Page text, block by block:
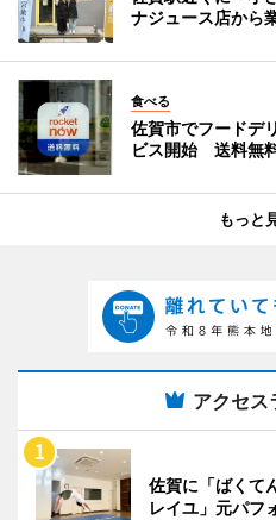
ナジュース店から
食べる
佐賀市でフードデ
ビス開始 送料無
もっと
アクセス
佐賀に「ばくて
レイユ」元パフ